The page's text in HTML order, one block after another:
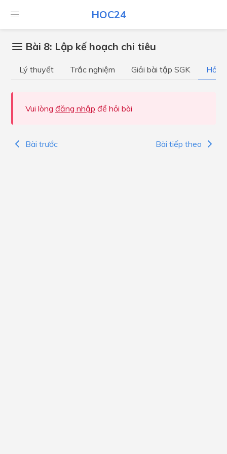
HOC24
Bài 8: Lập kế hoạch chi tiêu
Lý thuyết Trắc nghiệm Giải bài tập SGK Hỏi
Vui lòng đăng nhập để hỏi bài
Bài trước Bài tiếp theo